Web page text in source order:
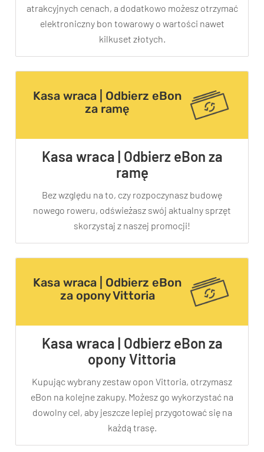
atrakcyjnych cenach, a dodatkowo możesz otrzymać
elektroniczny bon towarowy o wartości nawet
kilkuset złotych.
Kasa wraca | Odbierz eBon
za ramę
Kasa wraca | Odbierz eBon za
ramę
Bez względu na to, czy rozpoczynasz budowę
nowego roweru, odświeżasz swój aktualny sprzęt
skorzystaj z naszej promocji!
Kasa wraca | Odbierz eBon
za opony Vittoria
Kasa wraca | Odbierz eBon za
opony Vittoria
Kupując wybrany zestaw opon Vittoria, otrzymasz
eBon na kolejne zakupy. Możesz go wykorzystać na
dowolny cel, aby jeszcze lepiej przygotować się na
każdą trasę.